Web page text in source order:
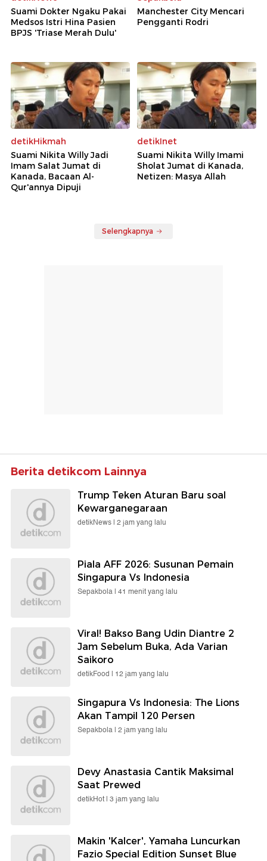
Suami Dokter Ngaku Pakai
Medsos Istri Hina Pasien
BPJS 'Triase Merah Dulu'
Manchester City Mencari
Pengganti Rodri
detikHikmah
Suami Nikita Willy Jadi
Imam Salat Jumat di
Kanada, Bacaan Al-
Qur'annya Dipuji
detikInet
Suami Nikita Willy Imami
Sholat Jumat di Kanada,
Netizen: Masya Allah
Selengkapnya
Berita detikcom Lainnya
Trump Teken Aturan Baru soal
Kewarganegaraan
detikNews | 2 jam yang lalu
Piala AFF 2026: Susunan Pemain
Singapura Vs Indonesia
Sepakbola | 41 menit yang lalu
Viral! Bakso Bang Udin Diantre 2
Jam Sebelum Buka, Ada Varian
Saikoro
detikFood | 12 jam yang lalu
Singapura Vs Indonesia: The Lions
Akan Tampil 120 Persen
Sepakbola | 2 jam yang lalu
Devy Anastasia Cantik Maksimal
Saat Prewed
detikHot | 3 jam yang lalu
Makin 'Kalcer', Yamaha Luncurkan
Fazio Special Edition Sunset Blue